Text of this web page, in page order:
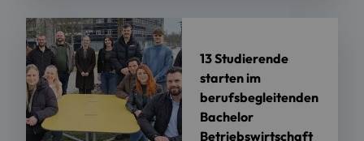
13 Studierende
starten im
berufsbegleitenden
Bachelor
Betriebswirtschaft